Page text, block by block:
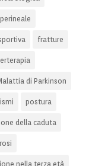
fratture
di Parkinson
postura
della caduta
nella terza età